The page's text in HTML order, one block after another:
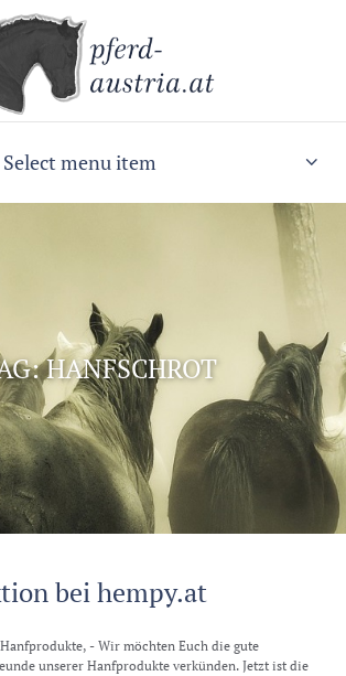
Select menu item
HANFSCHROT
bei hempy.at
- Wir möchten Euch die gute
unserer Hanfprodukte verkünden. Jetzt ist die